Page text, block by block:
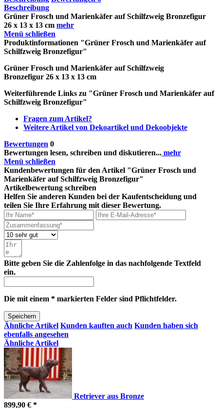
Beschreibung
Grüner Frosch und Marienkäfer auf Schilfzweig Bronzefigur
26 x 13 x 13 cm mehr
Menü schließen
Produktinformationen "Grüner Frosch und Marienkäfer auf
Schilfzweig Bronzefigur"
Grüner Frosch und Marienkäfer auf Schilfzweig
Bronzefigur 26 x 13 x 13 cm
Weiterführende Links zu "Grüner Frosch und Marienkäfer auf
Schilfzweig Bronzefigur"
Fragen zum Artikel?
Weitere Artikel von Dekoartikel und Dekoobjekte
Bewertungen 0
Bewertungen lesen, schreiben und diskutieren... mehr
Menü schließen
Kundenbewertungen für den Artikel "Grüner Frosch und
Marienkäfer auf Schilfzweig Bronzefigur"
Artikelbewertung schreiben
Helfen Sie anderen Kunden bei der Kaufentscheidung und
teilen Sie Ihre Erfahrung mit dieser Bewertung.
Bitte geben Sie die Zahlenfolge in das nachfolgende Textfeld
ein.
Die mit einem * markierten Felder sind Pflichtfelder.
Speichern
Ähnliche Artikel Kunden kauften auch Kunden haben sich
ebenfalls angesehen
Ähnliche Artikel
Retriever aus Bronze
899,90 € *